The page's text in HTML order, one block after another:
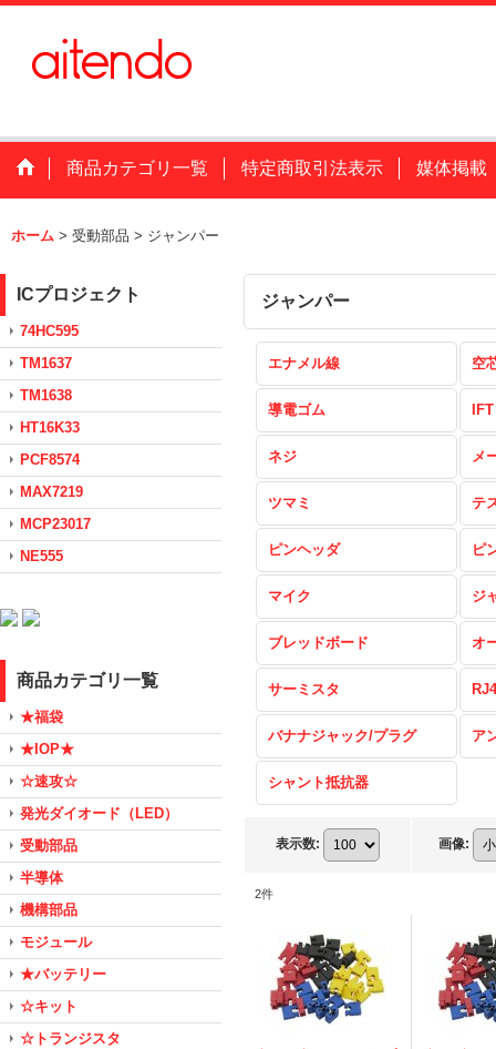
商品カテゴリ一覧 特定商取引法表示 媒体掲載
ホーム > 受動部品 > ジャンパー
ICプロジェクト
74HC595
TM1637
TM1638
HT16K33
PCF8574
MAX7219
MCP23017
NE555
商品カテゴリ一覧
★福袋
★IOP★
☆速攻☆
発光ダイオード（LED）
受動部品
半導体
機構部品
モジュール
★バッテリー
☆キット
☆トランジスタ
ジャンパー
エナメル線 空
導電ゴム IFT
ネジ メ
ツマミ テ
ピンヘッダ ピ
マイク ジ
ブレッドボード オ
サーミスタ
バナナジャック/プラグ ア
シャント抵抗器
表示数: 画像:
2件